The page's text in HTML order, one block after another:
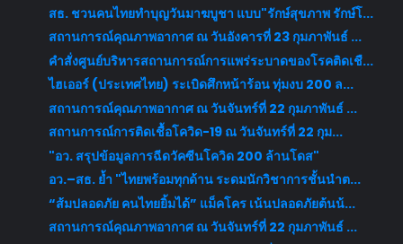
สธ. ชวนคนไทยทำบุญวันมาฆบูชา แบบ"รักษ์สุขภาพ รักษ์โ...
สถานการณ์คุณภาพอากาศ ณ วันอังคารที่ 23 กุมภาพันธ์ ...
คำสั่งศูนย์บริหารสถานการณ์การแพร่ระบาดของโรคติดเชื...
ไฮเออร์ (ประเทศไทย) ระเบิดศึกหน้าร้อน ทุ่มงบ 200 ล...
สถานการณ์คุณภาพอากาศ ณ วันจันทร์ที่ 22 กุมภาพันธ์ ...
สถานการณ์การติดเชื้อโควิด-19 ณ วันจันทร์ที่ 22 กุม...
"อว. สรุปข้อมูลการฉีดวัคซีนโควิด 200 ล้านโดส"
อว.–สธ. ย้ำ "ไทยพร้อมทุกด้าน ระดมนักวิชาการชั้นนำต...
“ส้มปลอดภัย คนไทยยิ้มได้” แม็คโคร เน้นปลอดภัยต้นน้...
สถานการณ์คุณภาพอากาศ ณ วันจันทร์ที่ 22 กุมภาพันธ์ ...